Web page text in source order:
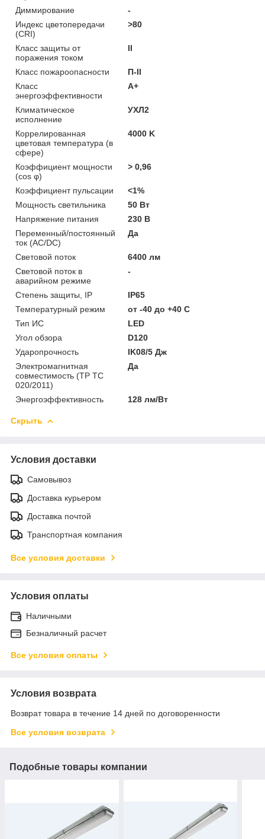
Диммирование
-
Индекс цветопередачи
(CRI)
>80
Класс защиты от
поражения током
II
Класс пожароопасности
П-ІІ
Класс
энергоэффективности
A+
Климатическое
исполнение
УХЛ2
Коррелированная
цветовая температура (в
сфере)
4000 K
Коэффициент мощности
(cos φ)
> 0,96
Коэффициент пульсации
<1%
Мощность светильника
50 Вт
Напряжение питания
230 В
Переменный/постоянный
ток (AC/DC)
Да
Световой поток
6400 лм
Световой поток в
аварийном режиме
-
Степень защиты, IP
IP65
Температурный режим
от -40 до +40 C
Тип ИС
LED
Угол обзора
D120
Ударопрочность
IK08/5 Дж
Электромагнитная
совместимость (ТР ТС
020/2011)
Да
Энергоэффективность 128 лм/Вт
Скрыть
Условия доставки
Самовывоз
Доставка курьером
Доставка почтой
Транспортная компания
Все условия доставки
Условия оплаты
Наличными
Безналичный расчет
Все условия оплаты
Условия возврата
Возврат товара в течение 14 дней по договоренности
Все условия возврата
Подобные товары компании